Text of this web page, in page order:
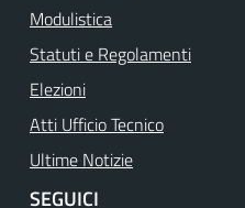
Modulistica
Statuti e Regolamenti
Elezioni
Atti Ufficio Tecnico
Ultime Notizie
SEGUICI